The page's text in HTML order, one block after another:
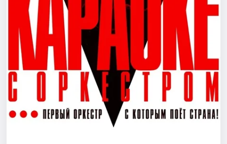
Города
Площадки
Артисты
Рейтинги